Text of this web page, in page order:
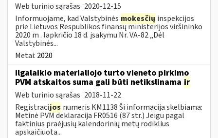
Web turinio sąrašas 2020-12-15
Informuojame, kad Valstybinės mokesčių inspekcijos
prie Lietuvos Respublikos finansų ministerijos viršininko
2020 m . lapkričio 18 d. įsakymu Nr. VA-82 „Dėl
Valstybinės...
Metai: 2020
ilgalaikio materialiojo turto vieneto pirkimo
PVM atskaitos suma gali būti netikslinama ir
Web turinio sąrašas 2018-11-22
Registracijos numeris KM1138 Ši informacija skelbiama:
Metinė PVM deklaracija FR0516 (87 str.) Jeigu pagal
faktinius praėjusių kalendorinių metų rodiklius
apskaičiuota...